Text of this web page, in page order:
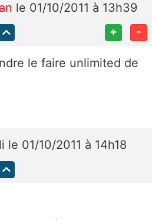
le 01/10/2011 à 13h39
+ -
le faire unlimited de
le 01/10/2011 à 14h18